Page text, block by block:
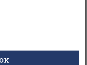
Válasszon példányt